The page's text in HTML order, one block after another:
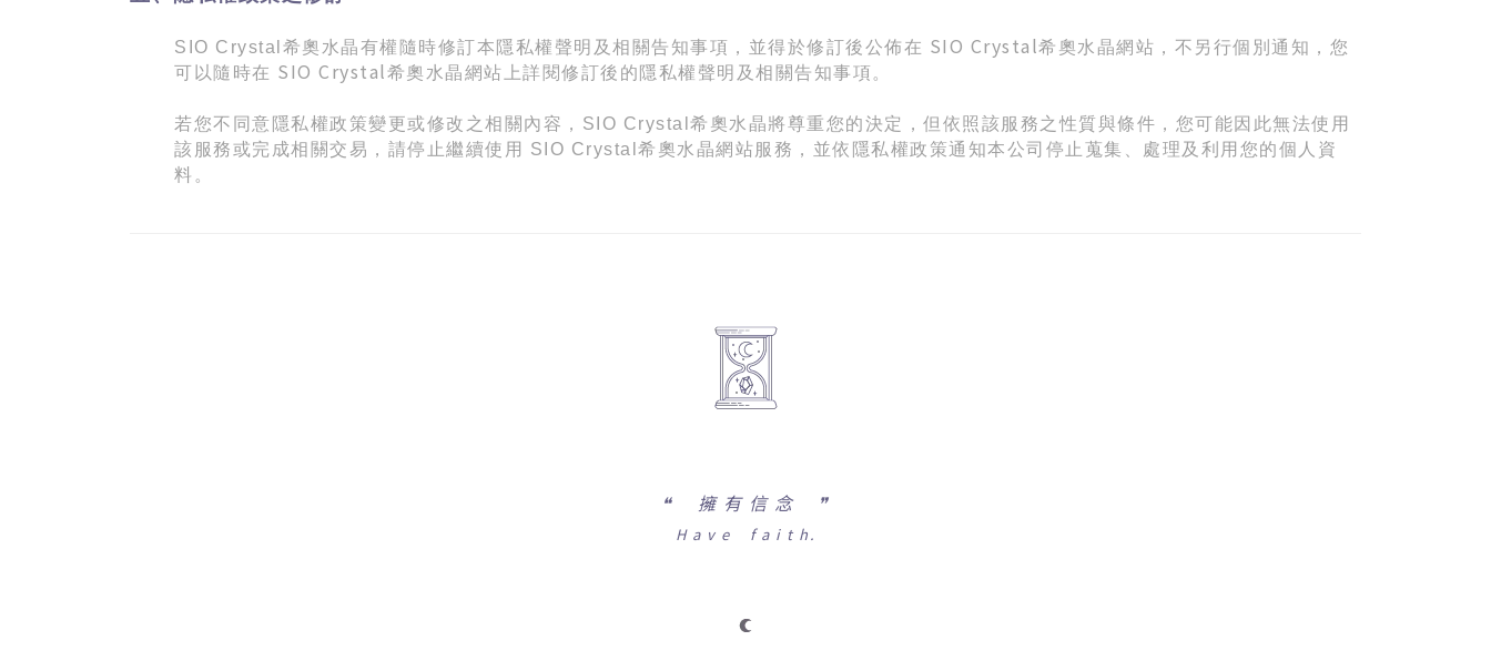
SIO Crystal 希奧水晶有權隨時修訂本隱私權聲明及相關告知事項，並得於修訂後公佈在 SIO Crystal希奧水晶網站，不另行個別通知，您
可以隨時在 SIO Crystal希奧水晶網站上詳閱修訂後的隱私權聲明及相關告知事項。
若您不同意隱私權政策變更或修改之相關內容，SIO Crystal希奧水晶將尊重您的決定，但依照該服務之性質與條件，您可能因此無法使用
該服務或完成相關交易，請停止繼續使用 SIO Crystal希奧水晶網站服務，並依隱私權政策通知本公司停止蒐集、處理及利用您的個人資
料。
❝ 擁 有 信 念 ❞
H a v e f a i t h.